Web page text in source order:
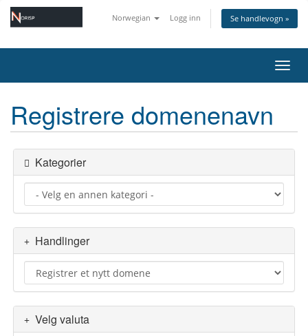
Norwegian Logg inn Se handlevogn »
Bytt
Registrere domenenavn
Kategorier
Handlinger
Velg valuta